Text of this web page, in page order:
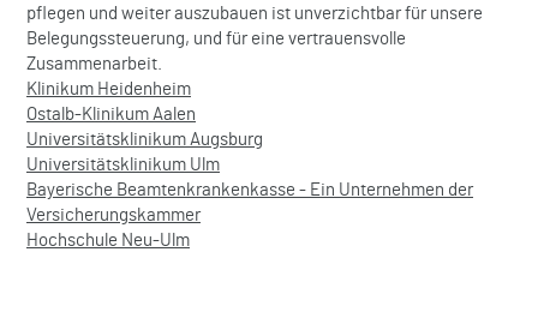
pflegen und weiter auszubauen ist unverzichtbar für unsere
Belegungssteuerung, und für eine vertrauensvolle
Zusammenarbeit.
Klinikum Heidenheim
Ostalb-Klinikum Aalen
Universitätsklinikum Augsburg
Universitätsklinikum Ulm
Bayerische Beamtenkrankenkasse - Ein Unternehmen der
Versicherungskammer
Hochschule Neu-Ulm